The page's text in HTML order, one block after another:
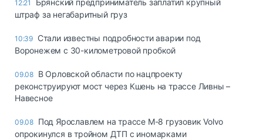
12:21
Брянский предприниматель заплатил крупный
штраф за негабаритный груз
10:39 Стали известны подробности аварии под
Воронежем с 30-километровой пробкой
09.08 В Орловской области по нацпроекту
реконструируют мост через Кшень на трассе Ливны –
Навесное
09.08 Под Ярославлем на трассе М-8 грузовик Volvo
опрокинулся в тройном ДТП с иномарками